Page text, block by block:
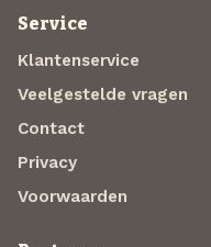
Service
Klantenservice
Veelgestelde vragen
Contact
Privacy
Voorwaarden